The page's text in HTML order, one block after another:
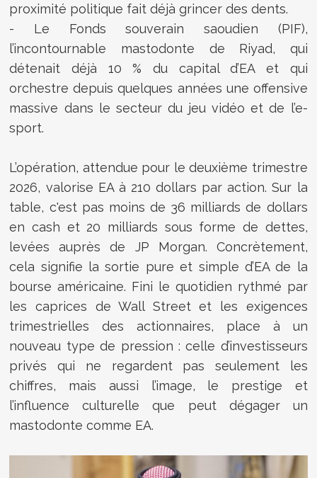
proximité politique fait déjà grincer des dents.
- Le Fonds souverain saoudien (PIF),
l’incontournable mastodonte de Riyad, qui
détenait déjà 10 % du capital d’EA et qui
orchestre depuis quelques années une offensive
massive dans le secteur du jeu vidéo et de l’e-
sport.
L’opération, attendue pour le deuxième trimestre
2026, valorise EA à 210 dollars par action. Sur la
table, c'est pas moins de 36 milliards de dollars
en cash et 20 milliards sous forme de dettes,
levées auprès de JP Morgan. Concrètement,
cela signifie la sortie pure et simple d’EA de la
bourse américaine. Fini le quotidien rythmé par
les caprices de Wall Street et les exigences
trimestrielles des actionnaires, place à un
nouveau type de pression : celle d’investisseurs
privés qui ne regardent pas seulement les
chiffres, mais aussi l’image, le prestige et
l’influence culturelle que peut dégager un
mastodonte comme EA.